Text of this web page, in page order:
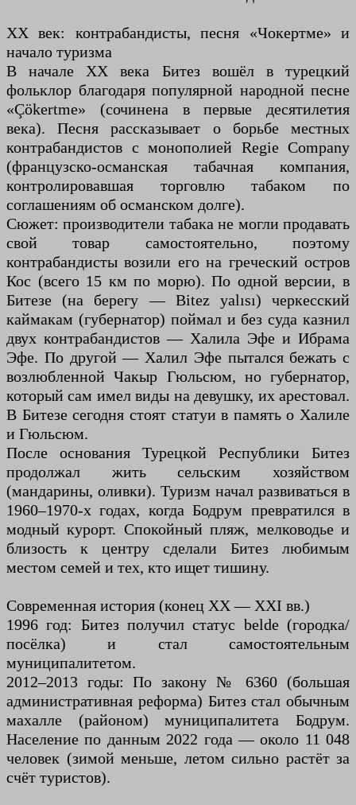
XX век: контрабандисты, песня «Чокертме» и
начало туризма
В начале XX века Битез вошёл в турецкий
фольклор благодаря популярной народной песне
«Çökertme» (сочинена в первые десятилетия
века). Песня рассказывает о борьбе местных
контрабандистов с монополией Regie Company
(французско-османская табачная компания,
контролировавшая торговлю табаком по
соглашениям об османском долге).
Сюжет: производители табака не могли продавать
свой товар самостоятельно, поэтому
контрабандисты возили его на греческий остров
Кос (всего 15 км по морю). По одной версии, в
Битезе (на берегу — Bitez yalısı) черкесский
каймакам (губернатор) поймал и без суда казнил
двух контрабандистов — Халила Эфе и Ибрама
Эфе. По другой — Халил Эфе пытался бежать с
возлюбленной Чакыр Гюльсюм, но губернатор,
который сам имел виды на девушку, их арестовал.
В Битезе сегодня стоят статуи в память о Халиле
и Гюльсюм.
После основания Турецкой Республики Битез
продолжал жить сельским хозяйством
(мандарины, оливки). Туризм начал развиваться в
1960–1970-х годах, когда Бодрум превратился в
модный курорт. Спокойный пляж, мелководье и
близость к центру сделали Битез любимым
местом семей и тех, кто ищет тишину.
Современная история (конец XX — XXI вв.)
1996 год: Битез получил статус belde (городка/
посёлка) и стал самостоятельным
муниципалитетом.
2012–2013 годы: По закону № 6360 (большая
административная реформа) Битез стал обычным
махалле (районом) муниципалитета Бодрум.
Население по данным 2022 года — около 11 048
человек (зимой меньше, летом сильно растёт за
счёт туристов).